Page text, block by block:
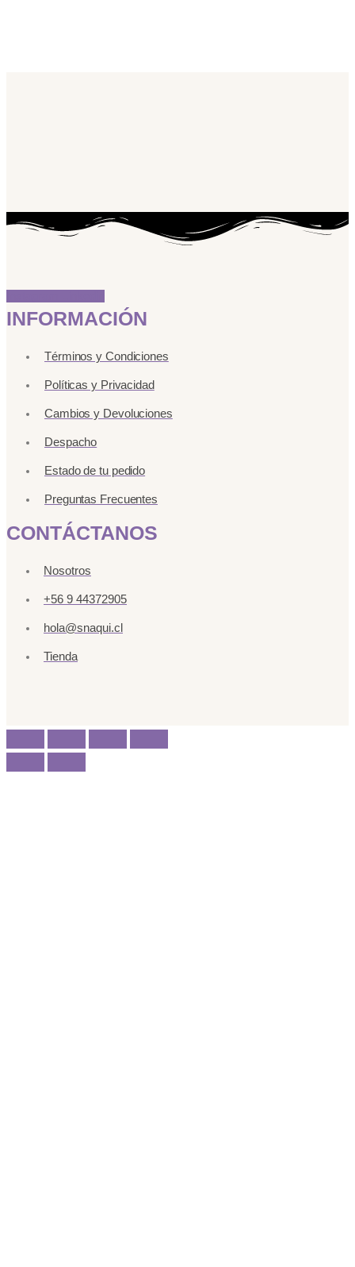
INFORMACIÓN
Términos y Condiciones
Políticas y Privacidad
Cambios y Devoluciones
Despacho
Estado de tu pedido
Preguntas Frecuentes
CONTÁCTANOS
Nosotros
+56 9 44372905
hola@snaqui.cl
Tienda